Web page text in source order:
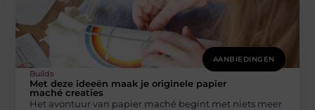
AANBIEDINGEN
Builds
Met deze ideeën maak je originele papier
maché creaties
Het avontuur van papier maché begint met niets meer